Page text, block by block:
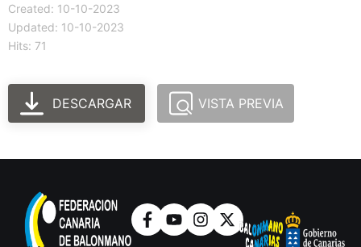
Created: 10-10-2023
Updated: 10-10-2023
Hits: 71
DESCARGAR VISTA PREVIA